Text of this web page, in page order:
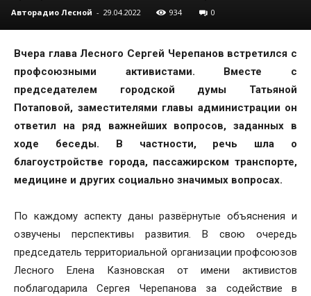
Авторадио Лесной - 29.04.2022 934 0
Вчера глава Лесного Сергей Черепанов встретился с
профсоюзными активистами. Вместе с
председателем городской думы Татьяной
Потаповой, заместителями главы администрации он
ответил на ряд важнейших вопросов, заданных в
ходе беседы. В частности, речь шла о
благоустройстве города, пассажирском транспорте,
медицине и других социально значимых вопросах.
По каждому аспекту даны развёрнутые объяснения и
озвучены перспективы развития. В свою очередь
председатель территориальной организации профсоюзов
Лесного Елена Казновская от имени активистов
поблагодарила Сергея Черепанова за содействие в